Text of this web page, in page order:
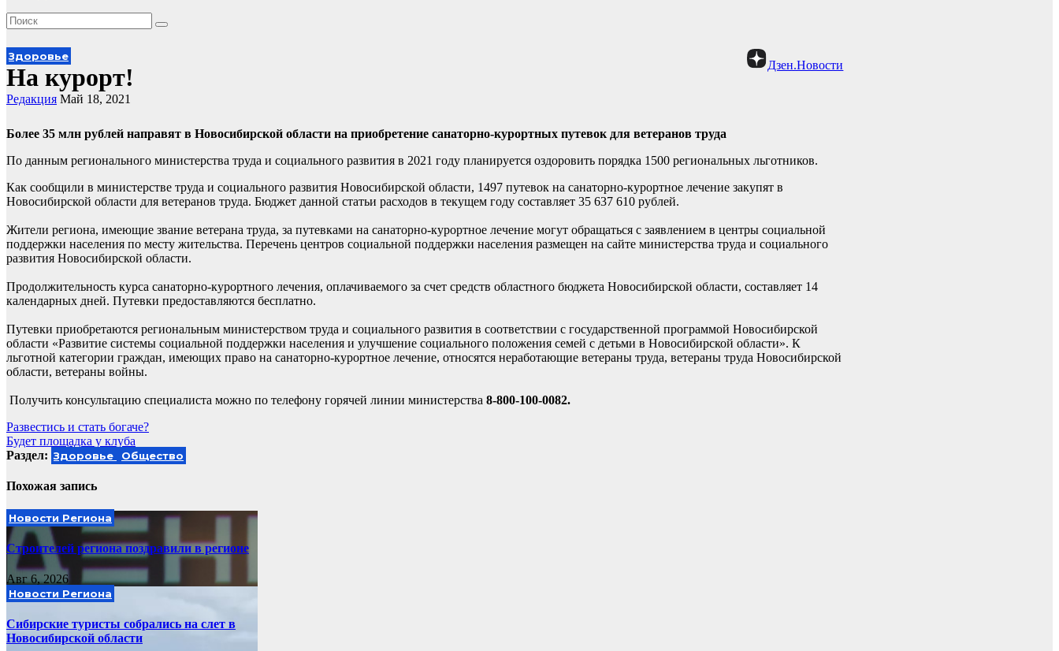
Дзен.Новости
Здоровье
На курорт!
Редакция Май 18, 2021
Более 35 млн рублей направят в Новосибирской области на приобретение санаторно-курортных путевок для ветеранов труда
По данным регионального министерства труда и социального развития в 2021 году планируется оздоровить порядка 1500 региональных льготников.
Как сообщили в министерстве труда и социального развития Новосибирской области, 1497 путевок на санаторно-курортное лечение закупят в
Новосибирской области для ветеранов труда. Бюджет данной статьи расходов в текущем году составляет 35 637 610 рублей.
Жители региона, имеющие звание ветерана труда, за путевками на санаторно-курортное лечение могут обращаться с заявлением в центры социальной
поддержки населения по месту жительства. Перечень центров социальной поддержки населения размещен на сайте министерства труда и социального
развития Новосибирской области.
Продолжительность курса санаторно-курортного лечения, оплачиваемого за счет средств областного бюджета Новосибирской области, составляет 14
календарных дней. Путевки предоставляются бесплатно.
Путевки приобретаются региональным министерством труда и социального развития в соответствии с государственной программой Новосибирской
области «Развитие системы социальной поддержки населения и улучшение социального положения семей с детьми в Новосибирской области». К
льготной категории граждан, имеющих право на санаторно-курортное лечение, относятся неработающие ветераны труда, ветераны труда Новосибирской
области, ветераны войны.
Получить консультацию специалиста можно по телефону горячей линии министерства 8-800-100-0082.
Навигация
по
Развестись и стать богаче?
Будет площадка у клуба
Раздел: Здоровье Общество
Похожая запись
Новости Региона
Строителей региона поздравили в регионе
Авг 6, 2026
Новости Региона
Сибирские туристы собрались на слет в
Новосибирской области